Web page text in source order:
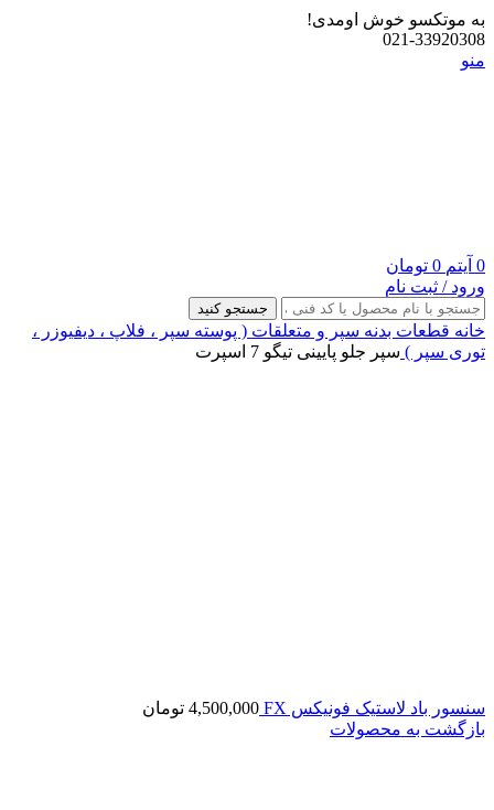
به موتکسو خوش اومدی!
021-33920308
منو
0 آیتم 0 تومان
ورود / ثبت نام
جستجو کنید
خانه قطعات بدنه سپر و متعلقات ( پوسته سپر ، فلاپ ، دیفیوزر ،
توری سپر ) سپر جلو پایینی تیگو 7 اسپرت
سنسور باد لاستیک فونیکس FX 4,500,000 تومان
بازگشت به محصولات